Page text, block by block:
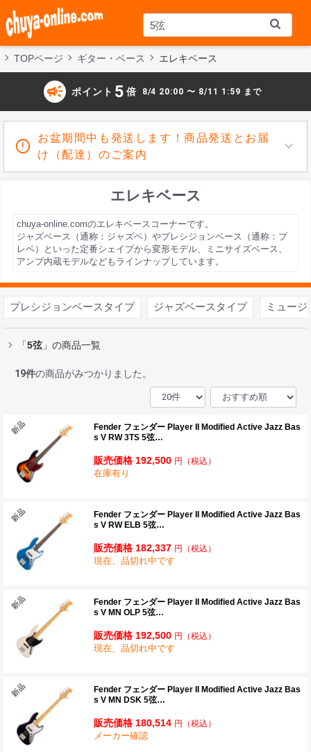
TOPページ ギター・ベース エレキベース
campaign ポイント 5 倍 8/4 20:00 〜 8/11 1:59 まで
お盆期間中も発送します！商品発送とお届
け（配達）のご案内
エレキベース
chuya-online.comのエレキベースコーナーです。
ジャズベース（通称：ジャズベ）やプレシジョンベース（通称：プ
レベ）といった定番シェイプから変形モデル、ミニサイズベース、
アンプ内蔵モデルなどもラインナップしています。
プレシジョンベースタイプ ジャズベースタイプ ミュー
「5弦 」の商品一覧
19件の商品がみつかりました。
Fender フェンダー Player II Modified Active Jazz Bas
s V RW 3TS 5弦…
販売価格 192,500 円 （税込）
在庫有り
Fender フェンダー Player II Modified Active Jazz Bas
s V RW ELB 5弦…
販売価格 182,337 円 （税込）
現在、品切れ中です
Fender フェンダー Player II Modified Active Jazz Bas
s V MN OLP 5弦…
販売価格 192,500 円 （税込）
現在、品切れ中です
Fender フェンダー Player II Modified Active Jazz Bas
s V MN DSK 5弦…
販売価格 180,514 円 （税込）
メーカー確認